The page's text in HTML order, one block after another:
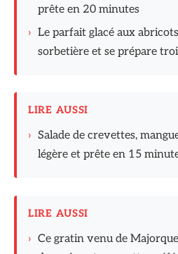
prête en 20 minutes
› Le parfait glacé aux
sorbetière et se prépare
LIRE AUSSI
› Salade de crevettes,
légère et prête en 15
LIRE AUSSI
› Ce gratin venu de